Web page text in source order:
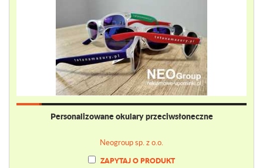
Personalizowane okulary przeciwsłoneczne
Neogroup sp. z o.o.
ZAPYTAJ O PRODUKT